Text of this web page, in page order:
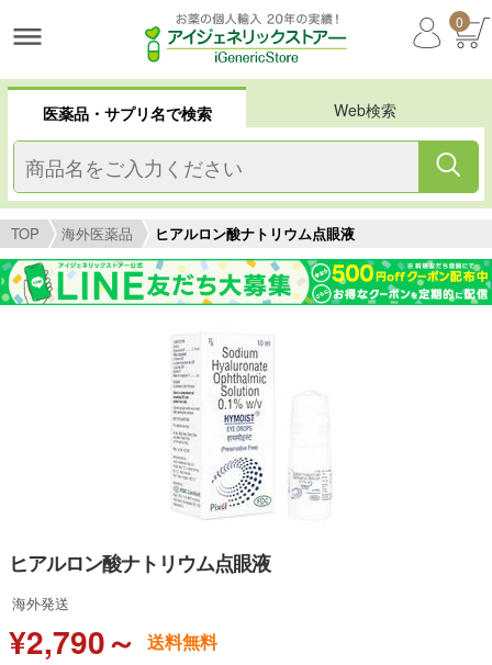
0
医薬品・サプリ名で検索 Web検索
TOP 海外医薬品 ヒアルロン酸ナトリウム点眼液
ヒアルロン酸ナトリウム点眼液
海外発送
¥2,790～ 送料無料